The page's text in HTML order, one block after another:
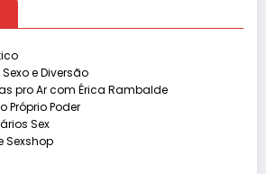
e Diversão
pro Ar com Érica Rambalde
Próprio Poder
Sex
Sexshop